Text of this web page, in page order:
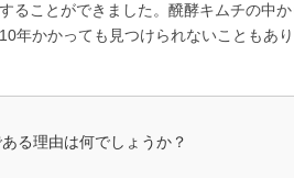
ることができました。醗酵キムチの中
年かかっても見つけられないこともあ
ある理由は何でしょうか？